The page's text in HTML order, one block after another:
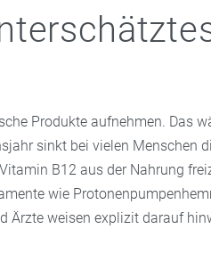
Produkte aufnehmen. Das
sinkt bei vielen Menschen
B12 aus der Nahrung
wie
Ärzte weisen explizit darauf